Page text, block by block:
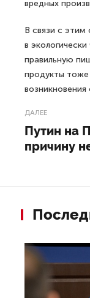
вредных
В связи с этим
в
правильную
продукты тоже
ДАЛЕЕ
Путин на
причину